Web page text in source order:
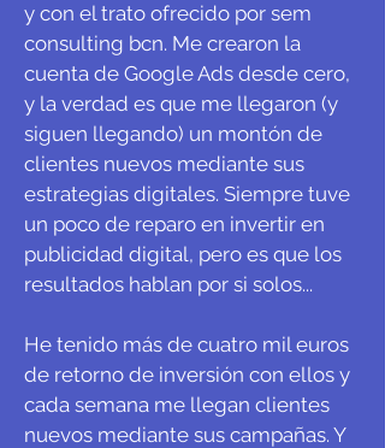
y con el trato ofrecido por sem
consulting bcn. Me crearon la
cuenta de Google Ads desde cero,
y la verdad es que me llegaron (y
siguen llegando) un montón de
clientes nuevos mediante sus
estrategias digitales. Siempre tuve
un poco de reparo en invertir en
publicidad digital, pero es que los
resultados hablan por si solos...
He tenido más de cuatro mil euros
de retorno de inversión con ellos y
cada semana me llegan clientes
nuevos mediante sus campañas. Y